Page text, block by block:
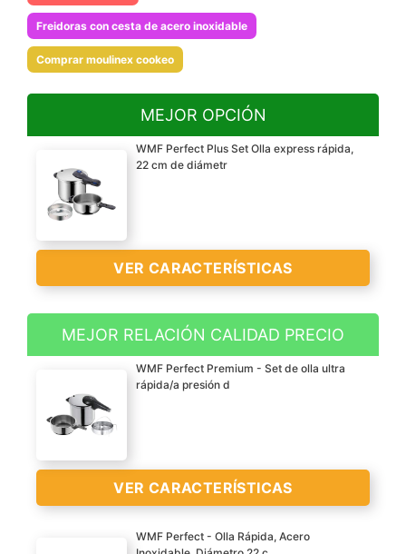
Freidoras con cesta de acero inoxidable
Comprar moulinex cookeo
MEJOR OPCIÓN
WMF Perfect Plus Set Olla express rápida,
22 cm de diámetr
VER CARACTERÍSTICAS
Olla Perfect Plus es uno
de los modelos conocidos
de WMF; contiene una
base TransTherm apta
cocinas, incluido las de
WMF Plus de 6,5 litros
MEJOR RELACIÓN CALIDAD PRECIO
WMF Perfect Premium - Set de olla ultra
rápida/a presión d
VER CARACTERÍSTICAS
WMF Perfect - Olla Rápida, Acero